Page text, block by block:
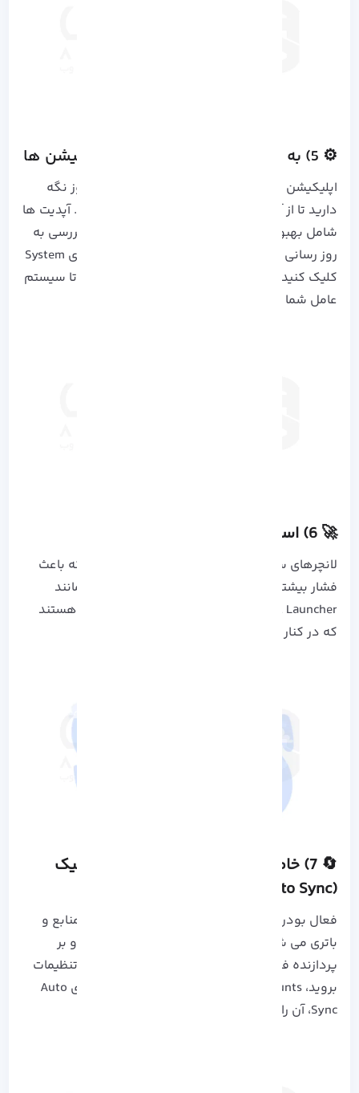
⚙️ 5) به روزرسانی سیستم عامل و اپلیکیشن ها
اپلیکیشن ها را از طریق فروشگاه گوگل پلی به روز نگه
دارید تا از آخرین بهینه سازی های بهره مند شوید. آپدیت ها
شامل بهبود عملکرد و رفع باگ ها هستند. برای بررسی به
روز رسانی سیستم عامل، به تنظیمات رفته و بر روی System
کلیک کنید. بر روی Software_Update کلیک کنید تا سیستم
عامل شما به روزرسانی شود.
🚀 6) استفاده از لانچر های سبک
لانچرهای سنگین منابع زیادی را مصرف می کنند که باعث
فشار بیشتر بر روی سیستم می شود. لانچرهایی مانند
Smart Launcher یا Nova Lite گزینه های مناسبی هستند
که در کنار سبک بودن، ظاهر جذابی هم دارند.
🔄 7) خاموش کردن همگام سازی اتوماتیک
(Auto Sync)
فعال بودن مداوم این ویژگی، باعث مصرف زیاد منابع و
باتری می شود که طول عمر باتری را کاهش داده و بر
پردازنده فشار می آورد. برای خاموش کردن آن به تنظیمات
بروید، Accounts را پیدا کرده و پس از کلیک بر روی Auto
Sync، آن را غیرفعال کنید.